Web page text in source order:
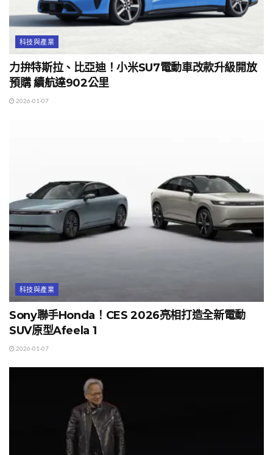
科技與產業
力拚特斯拉、比亞迪！小米SU7電動車改款升級開放
預購 續航達902公里
2026-01-07
科技與產業
Sony聯手Honda！CES 2026亮相打造全新電動
SUV原型Afeela 1
2026-01-07